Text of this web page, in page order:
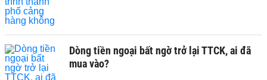
Dòng tiền ngoại bất ngờ trở lại TTCK, ai đã
mua vào?